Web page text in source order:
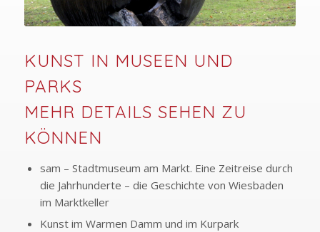
KUNST IN MUSEEN UND
PARKS
MEHR DETAILS SEHEN ZU
KÖNNEN
sam – Stadtmuseum am Markt. Eine Zeitreise durch
die Jahrhunderte – die Geschichte von Wiesbaden
im Marktkeller
Kunst im Warmen Damm und im Kurpark